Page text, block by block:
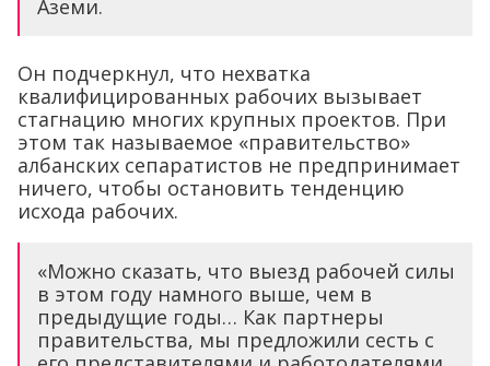
Аземи.
Он подчеркнул, что нехватка
квалифицированных рабочих вызывает
стагнацию многих крупных проектов. При
этом так называемое «правительство»
албанских сепаратистов не предпринимает
ничего, чтобы остановить тенденцию
исхода рабочих.
«Можно сказать, что выезд рабочей силы
в этом году намного выше, чем в
предыдущие годы… Как партнеры
правительства, мы предложили сесть с